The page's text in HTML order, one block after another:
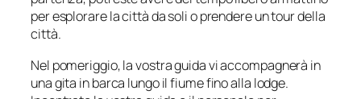
per esplorare la città da soli o prendere un tour della
città.
Nel pomeriggio, la vostra guida vi accompagnerà in
una gita in barca lungo il fiume fino alla lodge.